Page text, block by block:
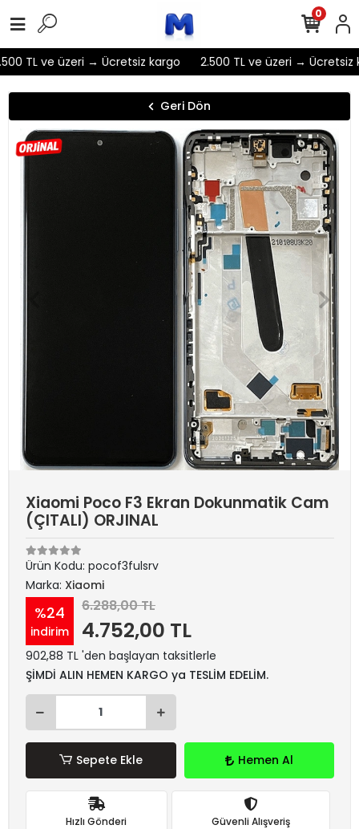
TL ve üzeri → Ücretsiz kargo 2.500 TL ve üzeri → Ücretsiz
0
Geri Dön
Xiaomi Poco F3 Ekran Dokunmatik Cam
(ÇITALI) ORJINAL
Ürün Kodu: pocof3fulsrv
Marka: Xiaomi
%24
indirim
6.288,00 TL
4.752,00 TL
902,88 TL 'den başlayan taksitlerle
ŞİMDİ ALIN HEMEN KARGO ya TESLİM EDELİM.
Sepete Ekle Hemen Al
Hızlı Gönderi Güvenli Alışveriş